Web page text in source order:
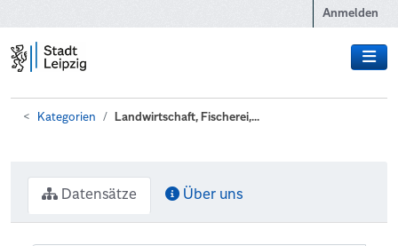
Anmelden
Kategorien Landwirtschaft, Fischerei,...
Datensätze Über uns